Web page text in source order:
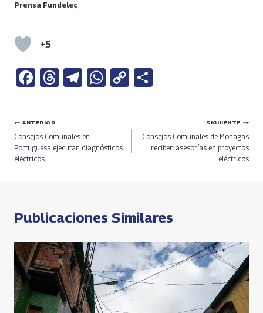
Prensa Fundelec
+5
Fa
b
o
o
T
a
ds
Te
a
m
W
A
C
Li
n
e
Navegación
de
ANTERIOR
Consejos Comunales en
Portuguesa ejecutan diagnósticos
eléctricos
SIGUIENTE
Consejos Comunales de Monagas
reciben asesorías en proyectos
eléctricos
Publicaciones Similares